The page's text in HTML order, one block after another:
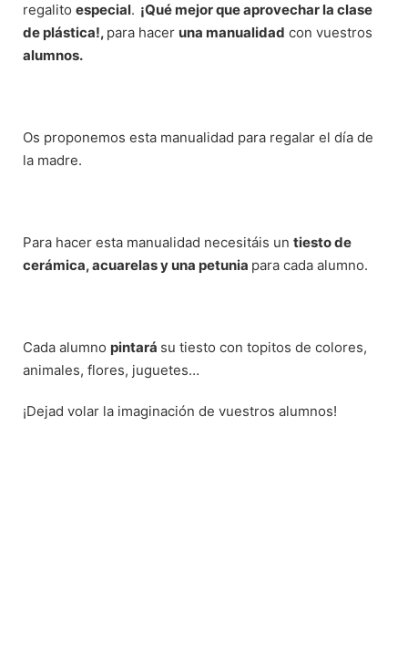
regalito especial. ¡Qué mejor que aprovechar la clase
de plástica!, para hacer una manualidad con vuestros
alumnos.
Os proponemos esta manualidad para regalar el día de
la madre.
Para hacer esta manualidad necesitáis un tiesto de
cerámica, acuarelas y una petunia para cada alumno.
Cada alumno pintará su tiesto con topitos de colores,
animales, flores, juguetes…
¡Dejad volar la imaginación de vuestros alumnos!